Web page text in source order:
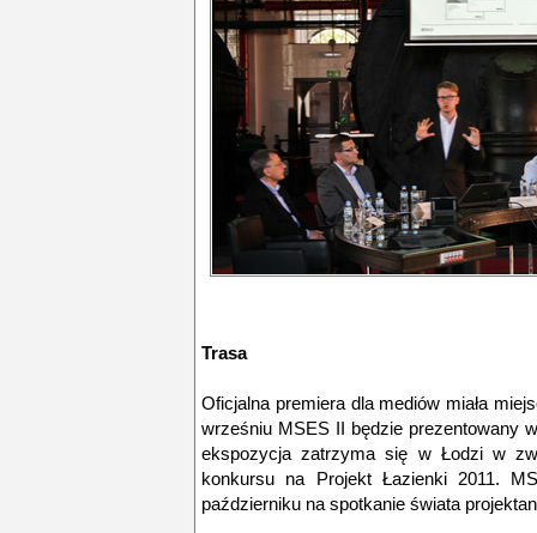
Trasa
Oficjalna premiera dla mediów miała
wrześniu MSES II będzie prezentowany
ekspozycja zatrzyma się w Łodzi w
konkursu na Projekt Łazienki 2011.
październiku na spotkanie świata